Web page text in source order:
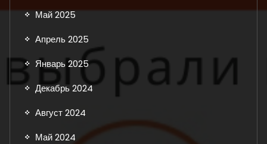
Май 2025
Апрель 2025
Январь 2025
Декабрь 2024
Август 2024
Май 2024